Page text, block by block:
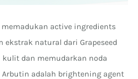
active ingredients
ekstrak natural dari Grapeseed
dan memudarkan noda
Arbutin adalah brightening agent